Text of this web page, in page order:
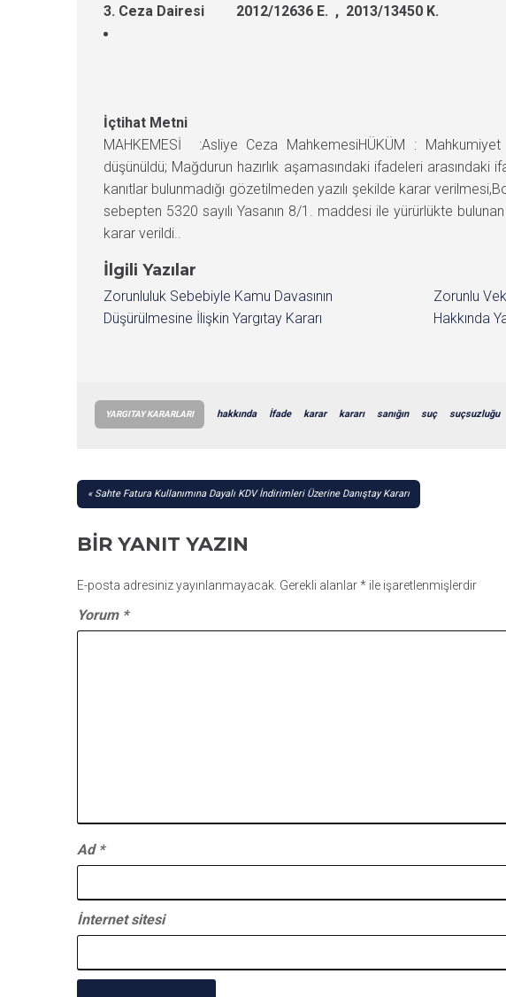
3. Ceza Dairesi 2012/12636 E. , 2013/13450 K.
İçtihat Metni
MAHKEMESİ :Asliye Ceza MahkemesiHÜKÜM :
düşünüldü; Mağdurun hazırlık aşamasındaki ifadeleri arasındaki
kanıtlar bulunmadığı gözetilmeden yazılı şekilde karar
sebepten 5320 sayılı Yasanın 8/1. maddesi ile yürürlükte
karar verildi..
İlgili Yazılar
Zorunluluk Sebebiyle Kamu Davasının
Düşürülmesine İlişkin Yargıtay Kararı
Zorunlu
Hakkında
YARGITAY KARARLARI hakkında İfade karar kararı sanığın suç suçsuzluğu
YAZI
Sahte Fatura Kullanımına Dayalı KDV İndirimleri Üzerine Danıştay Kararı
BIR YANIT YAZIN
E-posta adresiniz yayınlanmayacak. Gerekli alanlar* ile işaretlenmişlerdir
Yorum *
Ad *
İnternet sitesi